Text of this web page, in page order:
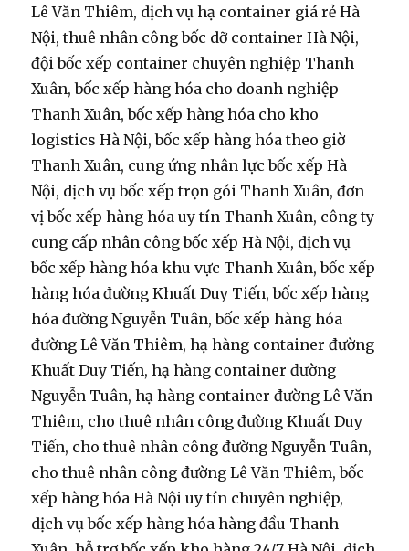
Lê Văn Thiêm, dịch vụ hạ container giá rẻ Hà
Nội, thuê nhân công bốc dỡ container Hà Nội,
đội bốc xếp container chuyên nghiệp Thanh
Xuân, bốc xếp hàng hóa cho doanh nghiệp
Thanh Xuân, bốc xếp hàng hóa cho kho
logistics Hà Nội, bốc xếp hàng hóa theo giờ
Thanh Xuân, cung ứng nhân lực bốc xếp Hà
Nội, dịch vụ bốc xếp trọn gói Thanh Xuân, đơn
vị bốc xếp hàng hóa uy tín Thanh Xuân, công ty
cung cấp nhân công bốc xếp Hà Nội, dịch vụ
bốc xếp hàng hóa khu vực Thanh Xuân, bốc xếp
hàng hóa đường Khuất Duy Tiến, bốc xếp hàng
hóa đường Nguyễn Tuân, bốc xếp hàng hóa
đường Lê Văn Thiêm, hạ hàng container đường
Khuất Duy Tiến, hạ hàng container đường
Nguyễn Tuân, hạ hàng container đường Lê Văn
Thiêm, cho thuê nhân công đường Khuất Duy
Tiến, cho thuê nhân công đường Nguyễn Tuân,
cho thuê nhân công đường Lê Văn Thiêm, bốc
xếp hàng hóa Hà Nội uy tín chuyên nghiệp,
dịch vụ bốc xếp hàng hóa hàng đầu Thanh